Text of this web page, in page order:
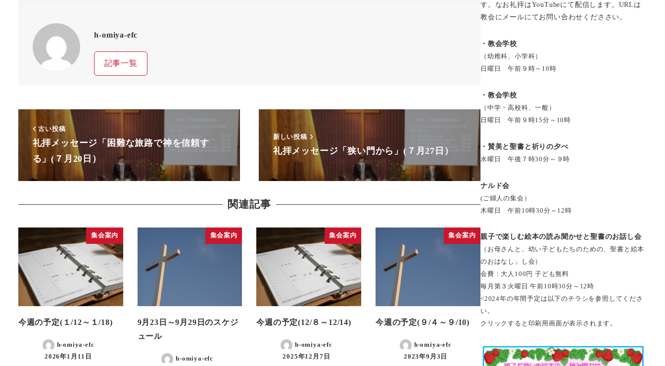
h-omiya-efc
記事一覧
古い投稿
礼拝メッセージ「困難な旅路で神を信頼す
る」(７月20日）
新しい投稿
礼拝メッセージ「狭い門から」(７月27日）
関連記事
集会案内
今週の予定(１/12～１/18)
h-omiya-efc
2026年1月11日
集会案内
9月23日～9月29日のスケジ
ュール
h-omiya-efc
集会案内
今週の予定(12/８～12/14)
h-omiya-efc
2025年12月7日
集会案内
今週の予定(９/４～９/10)
h-omiya-efc
2023年9月3日
す。なお礼拝はYouTubeにて配信します。URLは
教会にメールにてお問い合わせくだささい。
・教会学校
（幼稚科、小学科）
日曜日 午前９時～10時
・教会学校
（中学・高校科、一般）
日曜日 午前９時15分～10時
・賛美と聖書と祈りの夕べ
水曜日 午後７時30分～９時
ナルド会
(ご婦人の集会）
木曜日 午前10時30分～12時
親子で楽しむ絵本の読み聞かせと聖書のお話し会
（お母さんと、幼い子どもたちのための、聖書と絵本
のおはなし」し会）
会費：大人100円 子ども無料
毎月第３火曜日 午前10時30分～12時
<2024年の年間予定は以下のチラシを参照してくださ
い。
クリックすると印刷用画面が表示されます。